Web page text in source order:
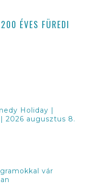
ÉVES FÜREDI
Holiday |
2026 augusztus 8.
vár